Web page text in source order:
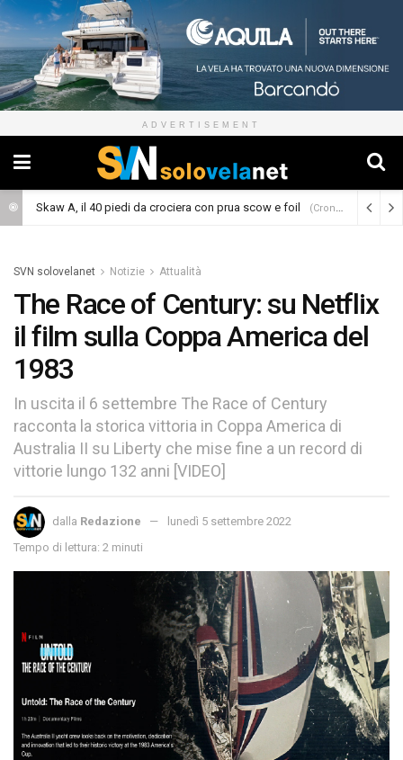
ADVERTISEMENT
Skaw A, il 40 piedi da crociera con prua scow e foil (Cronaca)
SVN solovelanet Notizie Attualità
The Race of Century: su Netflix
il film sulla Coppa America del
1983
In uscita il 6 settembre The Race of Century
racconta la storica vittoria in Coppa America di
Australia II su Liberty che mise fine a un record di
vittorie lungo 132 anni [VIDEO]
dalla Redazione
lunedì 5 settembre 2022
Tempo di lettura: 2 minuti